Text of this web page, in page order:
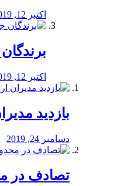
اکتبر 12, 2019
برندگان
اکتبر 12, 2019
بازدید
دسامبر 24, 2019
تصادف در